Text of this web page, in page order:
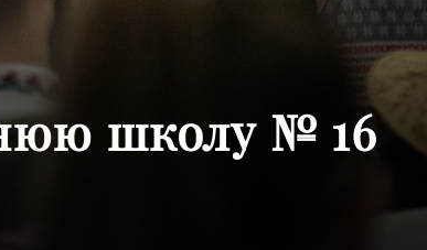
школу № 16